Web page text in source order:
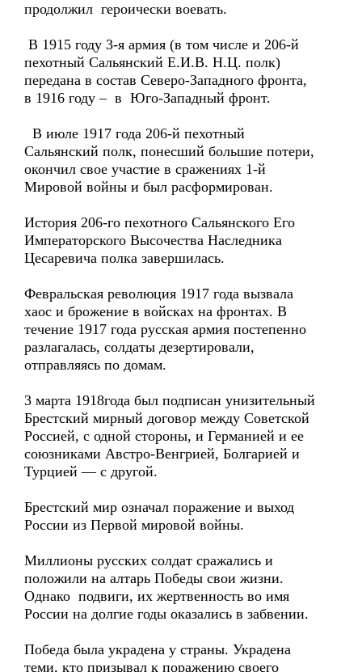
продолжил героически воевать.
В 1915 году 3-я армия (в том числе и 206-й
пехотный Сальянский Е.И.В. Н.Ц. полк)
передана в состав Северо-Западного фронта,
в 1916 году – в Юго-Западный фронт.
В июле 1917 года 206-й пехотный
Сальянский полк, понесший большие потери,
окончил свое участие в сражениях 1-й
Мировой войны и был расформирован.
История 206-го пехотного Сальянского Его
Императорского Высочества Наследника
Цесаревича полка завершилась.
Февральская революция 1917 года вызвала
хаос и брожение в войсках на фронтах. В
течение 1917 года русская армия постепенно
разлагалась, солдаты дезертировали,
отправляясь по домам.
3 марта 1918года был подписан унизительный
Брестский мирный договор между Советской
Россией, с одной стороны, и Германией и ее
союзниками Австро-Венгрией, Болгарией и
Турцией — с другой.
Брестский мир означал поражение и выход
России из Первой мировой войны.
Миллионы русских солдат сражались и
положили на алтарь Победы свои жизни.
Однако подвиги, их жертвенность во имя
России на долгие годы оказались в забвении.
Победа была украдена у страны. Украдена
теми, кто призывал к поражению своего